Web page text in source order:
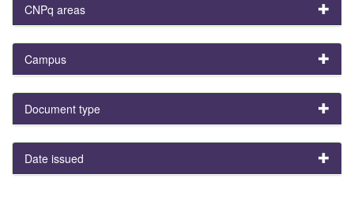
CNPq areas
Campus
Document type
Date issued